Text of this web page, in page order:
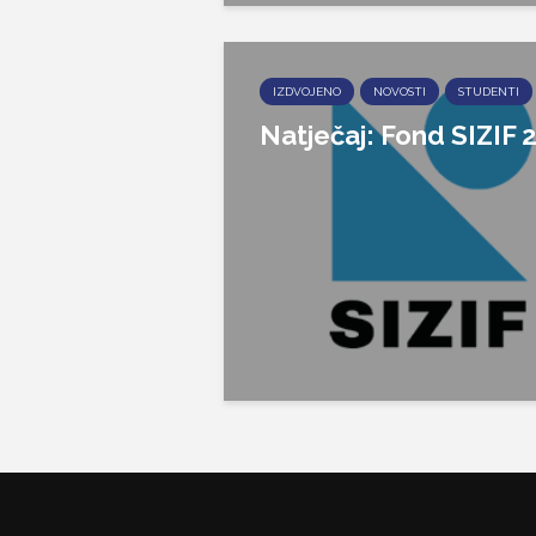
IZDVOJENO NOVOSTI STUDENTI
Natječaj: Fond SIZIF